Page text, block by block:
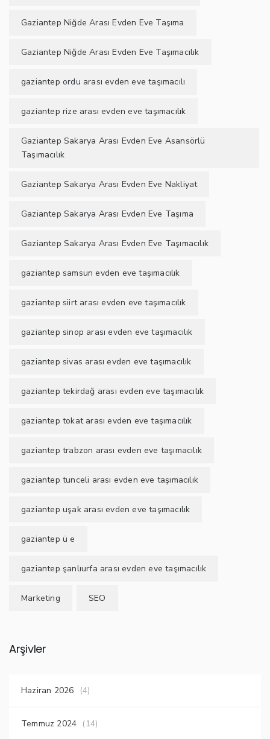
Gaziantep Niğde Arası Evden Eve Taşıma
Gaziantep Niğde Arası Evden Eve Taşımacılık
gaziantep ordu arası evden eve taşımacılı
gaziantep rize arası evden eve taşımacılık
Gaziantep Sakarya Arası Evden Eve Asansörlü
Taşımacılık
Gaziantep Sakarya Arası Evden Eve Nakliyat
Gaziantep Sakarya Arası Evden Eve Taşıma
Gaziantep Sakarya Arası Evden Eve Taşımacılık
gaziantep samsun evden eve taşımacılık
gaziantep siirt arası evden eve taşımacılık
gaziantep sinop arası evden eve taşımacılık
gaziantep sivas arası evden eve taşımacılık
gaziantep tekirdağ arası evden eve taşımacılık
gaziantep tokat arası evden eve taşımacılık
gaziantep trabzon arası evden eve taşımacılık
gaziantep tunceli arası evden eve taşımacılık
gaziantep uşak arası evden eve taşımacılık
gaziantep ü e
gaziantep şanlıurfa arası evden eve taşımacılık
Marketing SEO
Arşivler
Haziran 2026 (4)
Temmuz 2024 (14)